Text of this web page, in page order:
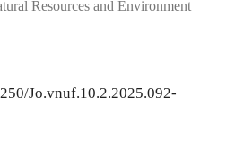
Resources and Environment
Jo.vnuf.10.2.2025.092-